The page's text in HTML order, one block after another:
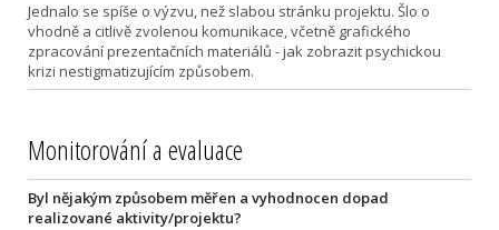
Jednalo se spíše o výzvu, než slabou stránku projektu. Šlo o
vhodně a citlivě zvolenou komunikace, včetně grafického
zpracování prezentačních materiálů - jak zobrazit psychickou
krizi nestigmatizujícím způsobem.
Monitorování a evaluace
Byl nějakým způsobem měřen a vyhodnocen dopad
realizované aktivity/projektu?